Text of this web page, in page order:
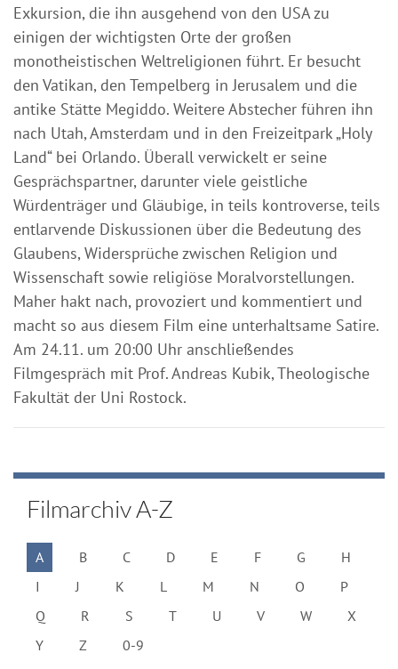
Exkursion, die ihn ausgehend von den USA zu
einigen der wichtigsten Orte der großen
monotheistischen Weltreligionen führt. Er besucht
den Vatikan, den Tempelberg in Jerusalem und die
antike Stätte Megiddo. Weitere Abstecher führen ihn
nach Utah, Amsterdam und in den Freizeitpark „Holy
Land“ bei Orlando. Überall verwickelt er seine
Gesprächspartner, darunter viele geistliche
Würdenträger und Gläubige, in teils kontroverse, teils
entlarvende Diskussionen über die Bedeutung des
Glaubens, Widersprüche zwischen Religion und
Wissenschaft sowie religiöse Moralvorstellungen.
Maher hakt nach, provoziert und kommentiert und
macht so aus diesem Film eine unterhaltsame Satire.
Am 24.11. um 20:00 Uhr anschließendes
Filmgespräch mit Prof. Andreas Kubik, Theologische
Fakultät der Uni Rostock.
Filmarchiv A-Z
A B C D E F G
H
I
J K L M N O
P
Q
R S T U V W
X
Y
Z 0-9